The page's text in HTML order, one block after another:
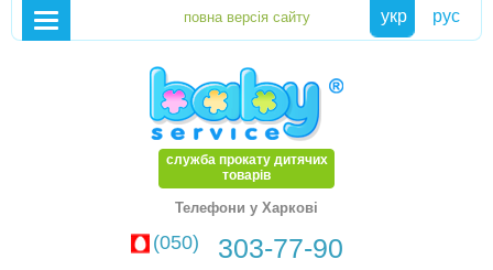
укр рус
служба прокату дитячих
товарів
Телефони у Харкові
(050) 303-77-90